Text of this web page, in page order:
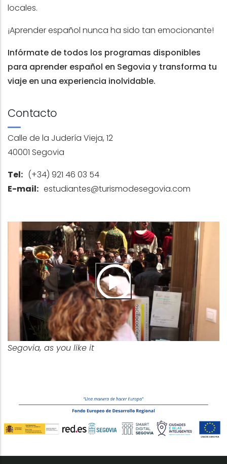
locales.
¡Aprender español nunca ha sido tan emocionante!
Infórmate de todos los programas disponibles
para aprender español en Segovia y transforma tu
viaje en una experiencia inolvidable.
Contacto
Calle de la Judería Vieja, 12
40001 Segovia
Tel: (+34) 921 46 03 54
E-mail: estudiantes@turismodesegovia.com
Segovia, as you like it